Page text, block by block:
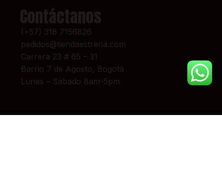
Contáctanos
(+57) 318 7156826
pedidos@tiendaestrena.com
Carrera 23 # 65 – 31
Barrio 7 de Agosto, Bogotá
Lunes – Sábado 8am-5pm